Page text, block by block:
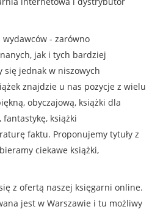
- zarówno
jak i tych bardziej
się jednak w niszowych
znajdzie u nas pozycje z wielu
obyczajową, książki dla
fantastykę, książki
faktu. Proponujemy tytuły z
ciekawe książki,
z ofertą naszej księgarni online.
jest w Warszawie i tu możliwy